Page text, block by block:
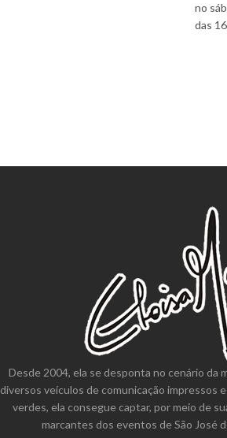
no
das
Desde 2004, ela se desponta no cenário da
diversos veículos de comunicação impressos
verdes, ela consegue captar, por meio de
marcantes dos eventos de São José